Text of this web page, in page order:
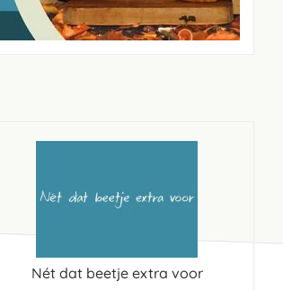
Nét dat beetje extra voor